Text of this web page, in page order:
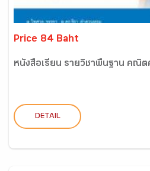
Price 84 Baht
หนังสือเรียน รายวิชาพื้นฐาน คณิต
DETAIL